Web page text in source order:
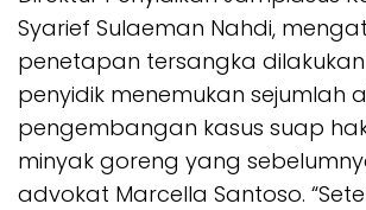
Syarief Sulaeman Nahdi,
penetapan tersangka
penyidik menemukan sejumlah
pengembangan kasus suap
minyak goreng yang
advokat Marcella Santoso.